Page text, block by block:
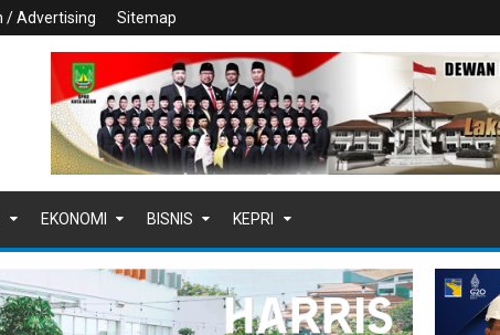
/ Advertising Sitemap
EKONOMI BISNIS KEPRI